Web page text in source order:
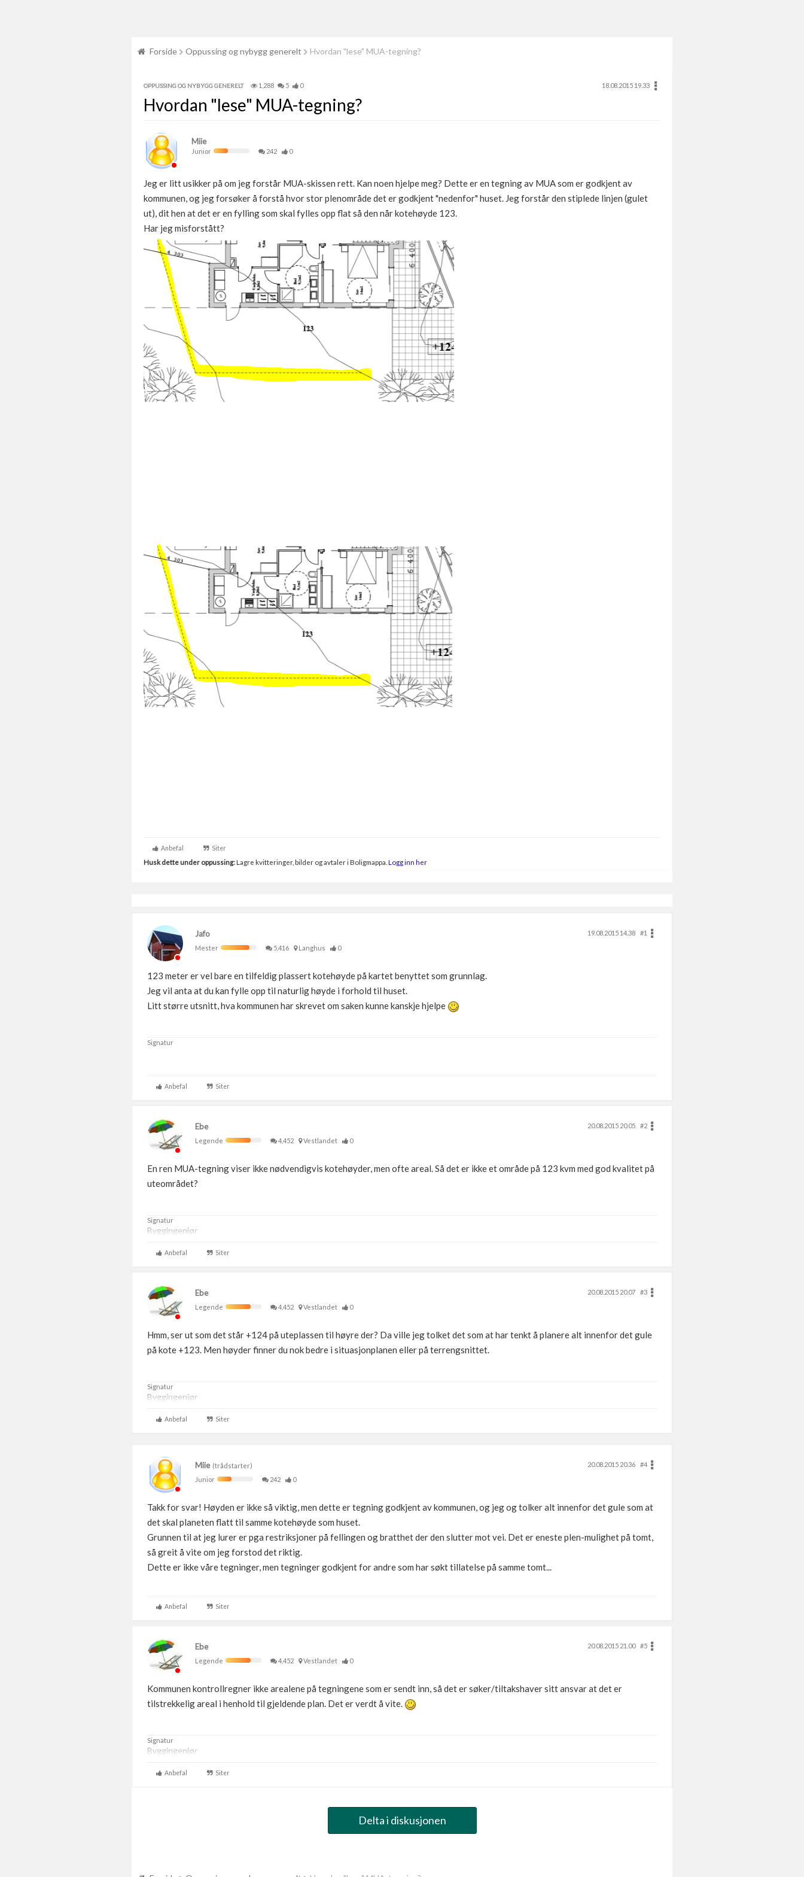
Forside Oppussing og nybygg generelt Hvordan "lese" MUA-tegning?
OPPUSSING OG NYBYGG GENERELT 1,288 5 0 18.08.2015 19.33
Hvordan "lese" MUA-tegning?
Miie
Junior 242 0
Jeg er litt usikker på om jeg forstår MUA-skissen rett. Kan noen hjelpe meg? Dette er en tegning av MUA som er godkjent av
kommunen, og jeg forsøker å forstå hvor stor plenområde det er godkjent "nedenfor" huset. Jeg forstår den stiplede linjen (gulet
ut), dit hen at det er en fylling som skal fylles opp flat så den når kotehøyde 123.
Har jeg misforstått?
Anbefal Siter
Husk dette under oppussing:Lagre kvitteringer, bilder og avtaler i Boligmappa. Logg inn her
Jafo 19.08.2015 14.38
#1
Mester
5,416 Langhus 0
123 meter er vel bare en tilfeldig plassert kotehøyde på kartet benyttet som grunnlag.
Jeg vil anta at du kan fylle opp til naturlig høyde i forhold til huset.
Litt større utsnitt, hva kommunen har skrevet om saken kunne kanskje hjelpe
Signatur
Anbefal Siter
Ebe 20.08.2015 20.05
#2
Legende
4,452 Vestlandet 0
En ren MUA-tegning viser ikke nødvendigvis kotehøyder, men ofte areal. Så det er ikke et område på 123 kvm med god kvalitet på
uteområdet?
Signatur
Byggingeniør
Anbefal Siter
Ebe 20.08.2015 20.07
#3
Legende
4,452 Vestlandet 0
Hmm, ser ut som det står +124 på uteplassen til høyre der? Da ville jeg tolket det som at har tenkt å planere alt innenfor det gule
på kote +123. Men høyder finner du nok bedre i situasjonplanen eller på terrengsnittet.
Signatur
Byggingeniør
Anbefal Siter
Miie(trådstarter) 20.08.2015 20.36
#4
Junior
242 0
Takk for svar! Høyden er ikke så viktig, men dette er tegning godkjent av kommunen, og jeg og tolker alt innenfor det gule som at
det skal planeten flatt til samme kotehøyde som huset.
Grunnen til at jeg lurer er pga restriksjoner på fellingen og bratthet der den slutter mot vei. Det er eneste plen-mulighet på tomt,
så greit å vite om jeg forstod det riktig.
Dette er ikke våre tegninger, men tegninger godkjent for andre som har søkt tillatelse på samme tomt...
Anbefal Siter
Ebe 20.08.2015 21.00
#5
Legende
4,452 Vestlandet 0
Kommunen kontrollregner ikke arealene på tegningene som er sendt inn, så det er søker/tiltakshaver sitt ansvar at det er
tilstrekkelig areal i henhold til gjeldende plan. Det er verdt å vite.
Signatur
Byggingeniør
Anbefal Siter
Delta i diskusjonen